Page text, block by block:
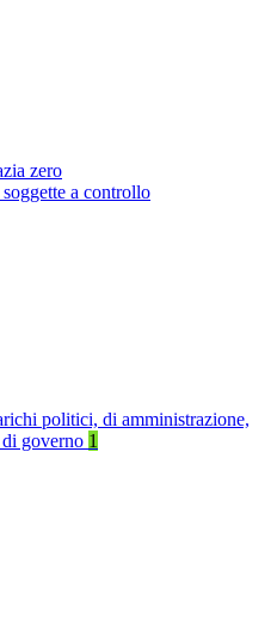
zero
a controllo
politici, di amministrazione,
governo 1